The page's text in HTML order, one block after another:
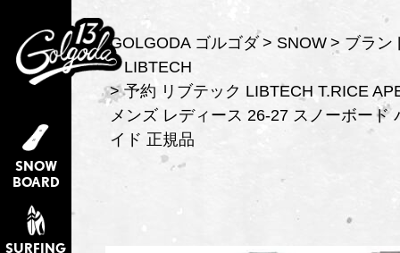
SNOW
BOARD
SURFING
GOLGODA ゴルゴダ SNOW
ブラン
LIBTECH
予約 リブテック LIBTECH T.RICE
メンズ レディース 26-27 スノーボード
イド 正規品